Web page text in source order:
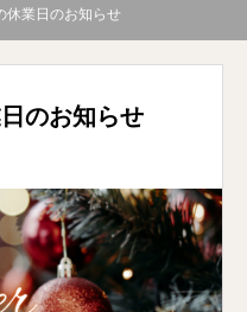
休業日のお知らせ
のお知らせ